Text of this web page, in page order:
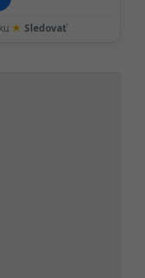
★ Sledovať